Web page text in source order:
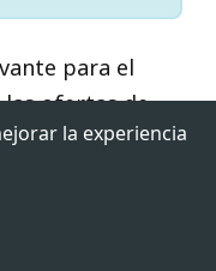
para el
las ofertas de
incluyen
o híbrido
Rails,
ciclos de
la experiencia